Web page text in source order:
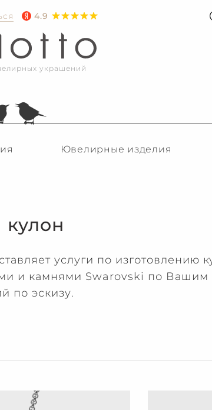
4.9
украшений
Ювелирные изделия
кулон
услуги по изготовлению
и камнями Swarovski по Вашим
по эскизу.